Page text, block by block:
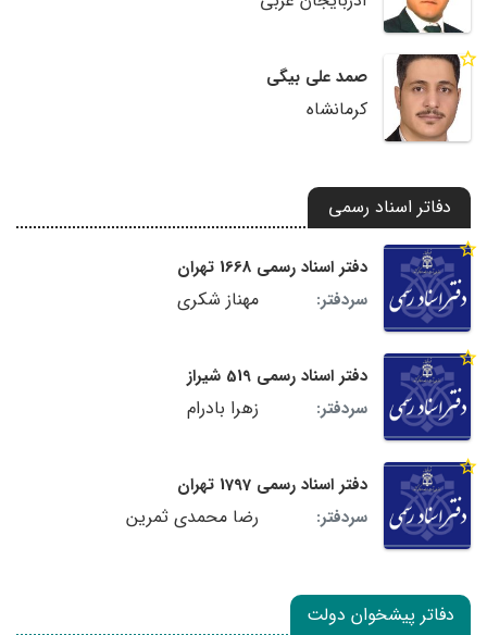
صمد علی بیگی
کرمانشاه
دفاتر اسناد رسمی
دفتر اسناد رسمی 1668 تهران
سردفتر:
مهناز شکری
دفتر اسناد رسمی 519 شیراز
سردفتر:
زهرا بادرام
دفتر اسناد رسمی 1797 تهران
سردفتر:
رضا محمدی ثمرین
دفاتر پیشخوان دولت